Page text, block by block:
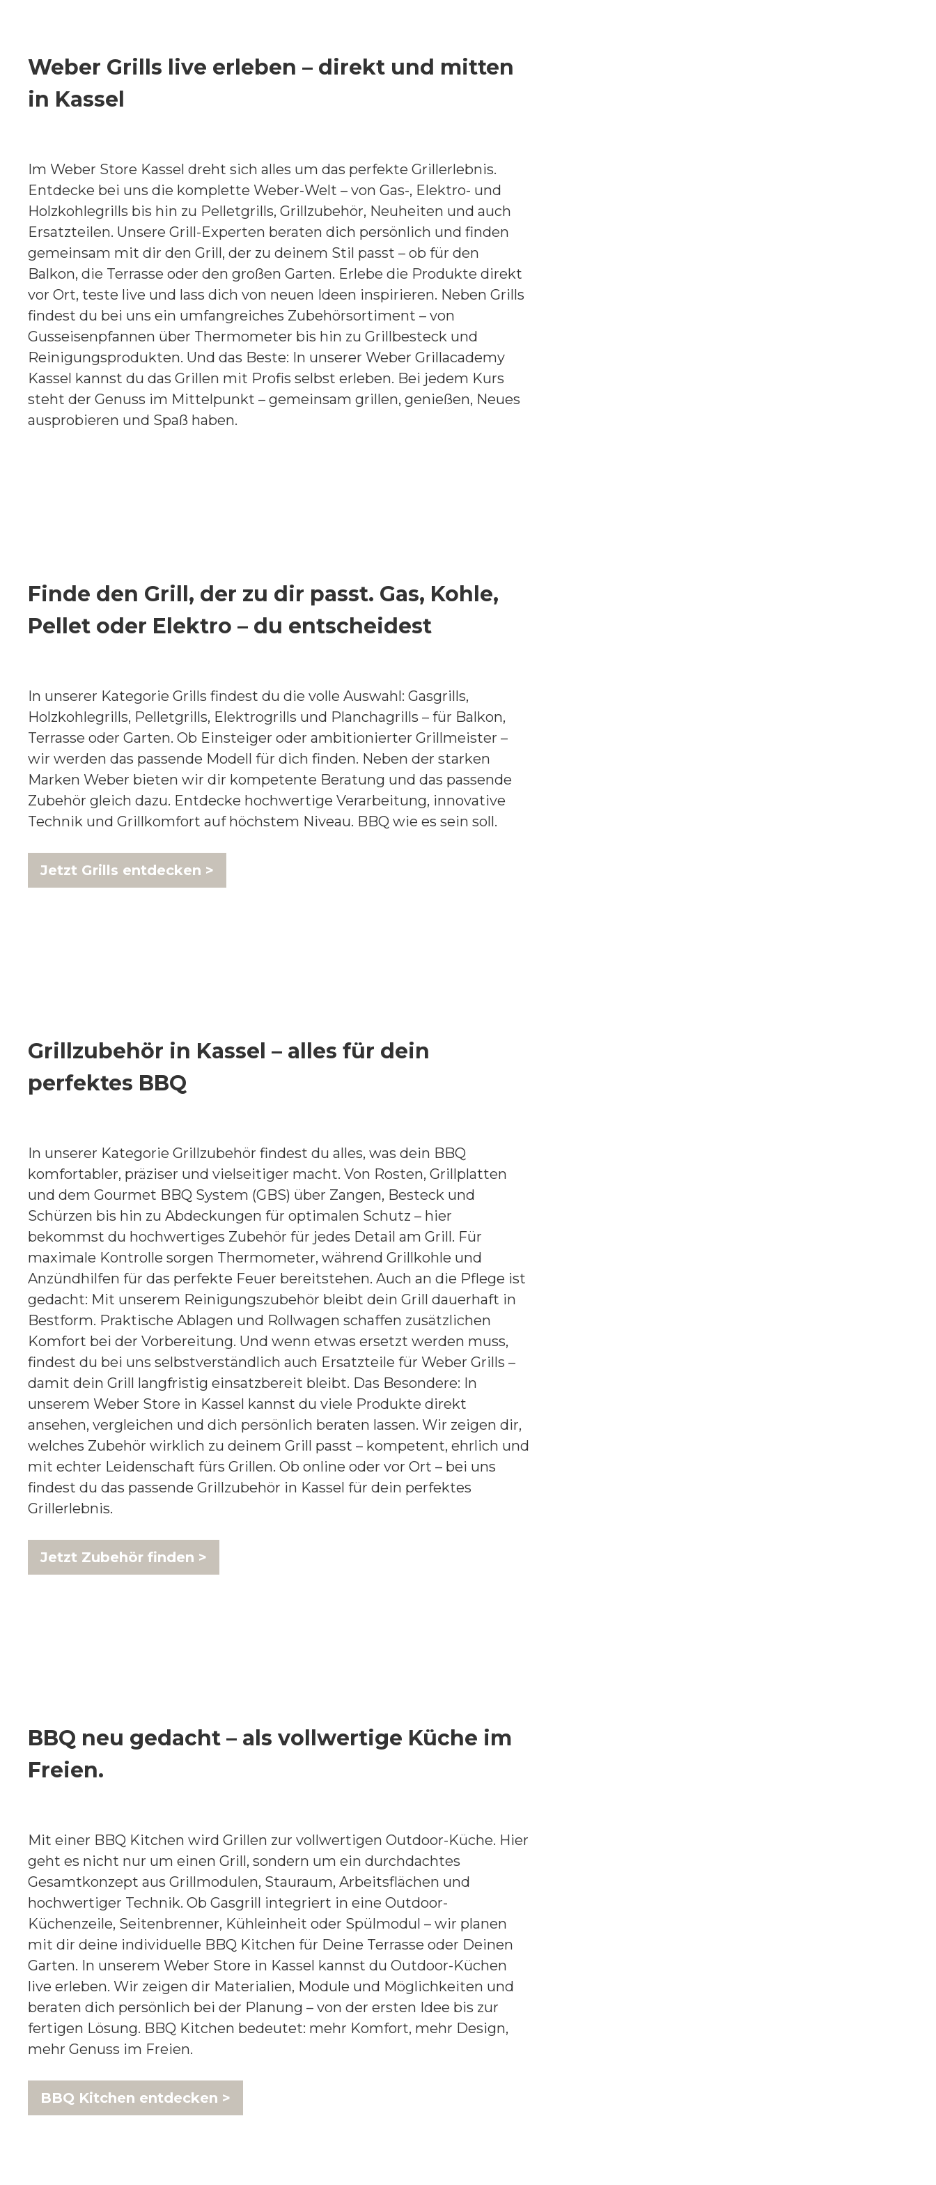
Weber Grills live erleben – direkt und mitten
in Kassel
Im Weber Store Kassel dreht sich alles um das perfekte Grillerlebnis.
Entdecke bei uns die komplette Weber-Welt – von Gas-, Elektro- und
Holzkohlegrills bis hin zu Pelletgrills, Grillzubehör, Neuheiten und auch
Ersatzteilen. Unsere Grill-Experten beraten dich persönlich und finden
gemeinsam mit dir den Grill, der zu deinem Stil passt – ob für den
Balkon, die Terrasse oder den großen Garten. Erlebe die Produkte direkt
vor Ort, teste live und lass dich von neuen Ideen inspirieren. Neben Grills
findest du bei uns ein umfangreiches Zubehörsortiment – von
Gusseisenpfannen über Thermometer bis hin zu Grillbesteck und
Reinigungsprodukten. Und das Beste: In unserer Weber Grillacademy
Kassel kannst du das Grillen mit Profis selbst erleben. Bei jedem Kurs
steht der Genuss im Mittelpunkt – gemeinsam grillen, genießen, Neues
ausprobieren und Spaß haben.
Finde den Grill, der zu dir passt. Gas, Kohle,
Pellet oder Elektro – du entscheidest
In unserer Kategorie Grills findest du die volle Auswahl: Gasgrills,
Holzkohlegrills, Pelletgrills, Elektrogrills und Planchagrills – für Balkon,
Terrasse oder Garten. Ob Einsteiger oder ambitionierter Grillmeister –
wir werden das passende Modell für dich finden. Neben der starken
Marken Weber bieten wir dir kompetente Beratung und das passende
Zubehör gleich dazu. Entdecke hochwertige Verarbeitung, innovative
Technik und Grillkomfort auf höchstem Niveau. BBQ wie es sein soll.
Jetzt Grills entdecken >
Grillzubehör in Kassel – alles für dein
perfektes BBQ
In unserer Kategorie Grillzubehör findest du alles, was dein BBQ
komfortabler, präziser und vielseitiger macht. Von Rosten, Grillplatten
und dem Gourmet BBQ System (GBS) über Zangen, Besteck und
Schürzen bis hin zu Abdeckungen für optimalen Schutz – hier
bekommst du hochwertiges Zubehör für jedes Detail am Grill. Für
maximale Kontrolle sorgen Thermometer, während Grillkohle und
Anzündhilfen für das perfekte Feuer bereitstehen. Auch an die Pflege ist
gedacht: Mit unserem Reinigungszubehör bleibt dein Grill dauerhaft in
Bestform. Praktische Ablagen und Rollwagen schaffen zusätzlichen
Komfort bei der Vorbereitung. Und wenn etwas ersetzt werden muss,
findest du bei uns selbstverständlich auch Ersatzteile für Weber Grills –
damit dein Grill langfristig einsatzbereit bleibt. Das Besondere: In
unserem Weber Store in Kassel kannst du viele Produkte direkt
ansehen, vergleichen und dich persönlich beraten lassen. Wir zeigen dir,
welches Zubehör wirklich zu deinem Grill passt – kompetent, ehrlich und
mit echter Leidenschaft fürs Grillen. Ob online oder vor Ort – bei uns
findest du das passende Grillzubehör in Kassel für dein perfektes
Grillerlebnis.
Jetzt Zubehör finden >
BBQ neu gedacht – als vollwertige Küche im
Freien.
Mit einer BBQ Kitchen wird Grillen zur vollwertigen Outdoor-Küche. Hier
geht es nicht nur um einen Grill, sondern um ein durchdachtes
Gesamtkonzept aus Grillmodulen, Stauraum, Arbeitsflächen und
hochwertiger Technik. Ob Gasgrill integriert in eine Outdoor-
Küchenzeile, Seitenbrenner, Kühleinheit oder Spülmodul – wir planen
mit dir deine individuelle BBQ Kitchen für Deine Terrasse oder Deinen
Garten. In unserem Weber Store in Kassel kannst du Outdoor-Küchen
live erleben. Wir zeigen dir Materialien, Module und Möglichkeiten und
beraten dich persönlich bei der Planung – von der ersten Idee bis zur
fertigen Lösung. BBQ Kitchen bedeutet: mehr Komfort, mehr Design,
mehr Genuss im Freien.
BBQ Kitchen entdecken >